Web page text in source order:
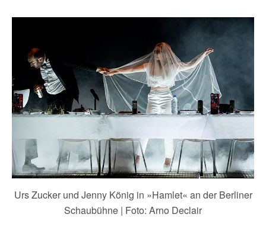
Urs Zucker und Jenny König in »Hamlet« an der Berliner
Schaubühne | Foto: Arno Declair